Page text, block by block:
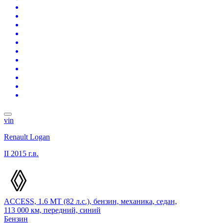
vin
Renault Logan
II 2015 г.в.
ACCESS, 1.6 MT (82 л.с.), бензин, механика, седан,
113 000 км, передний, синий
Бензин